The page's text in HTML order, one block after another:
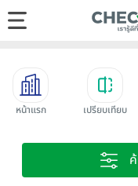
หน้าแรก เปรียบเทียบ